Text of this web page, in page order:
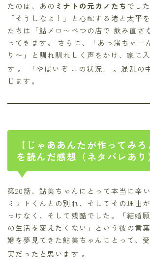
たのは、あの ミナトの元カノたち でした
「そうしなよ！」と心配する渚と太平
たちは「鮎メロ〜べつの店で 飲み直さ
ってきます。 さらに、「あっ渚ちゃー
り〜」と馴れ馴れしく声をかけ、家に
す 。 「やばいぞ この状況」 。混乱の
じます。
【じゃああんたが作ってみ
を読んだ感想（ネタバレあり
第20話、鮎美ちゃんにとって本当に辛
ミナトくんとの別れ、そしてその理由
っけなく、そして残酷でした。「結婚
の生活を変えたくない」という彼の言
婚を夢見てきた鮎美ちゃんにとって、
実だったと思います 。